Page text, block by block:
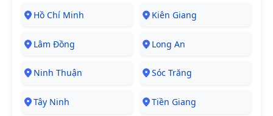
Hồ Chí Minh Kiên Giang
Lâm Đồng Long An
Ninh Thuận Sóc Trăng
Tây Ninh Tiền Giang